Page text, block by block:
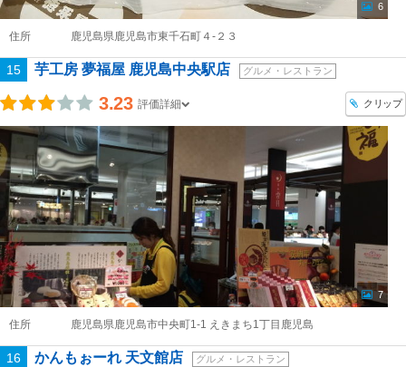
6
住所 鹿児島県鹿児島市東千石町４-２３
15 芋工房 夢福屋 鹿児島中央駅店 グルメ・レストラン
3.23 評価詳細 クリップ
7
住所 鹿児島県鹿児島市中央町1-1 えきまち1丁目鹿児島
16 かんもぉーれ 天文館店 グルメ・レストラン